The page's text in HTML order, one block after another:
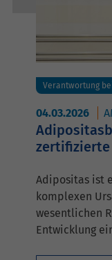
Verantwortung bei
04.03.2026
zertifizierte
Adipositas ist
komplexen
wesentlichen
Entwicklung